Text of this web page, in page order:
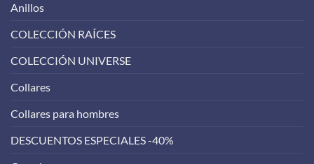
Anillos
COLECCIÓN RAÍCES
COLECCIÓN UNIVERSE
Collares
Collares para hombres
DESCUENTOS ESPECIALES -40%